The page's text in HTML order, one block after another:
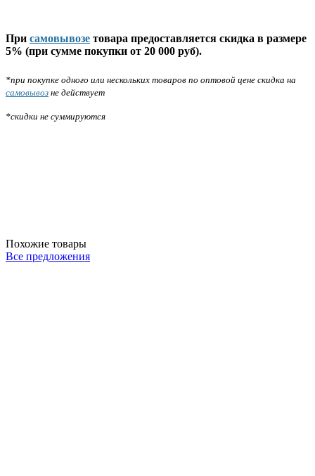
При самовывозе товара предоставляется скидка в размере
5% (при сумме покупки от 20 000 руб).
*при покупке одного или нескольких товаров по оптовой цене скидка на
самовывоз не действует
*скидки не суммируются
Похожие товары
Все предложения